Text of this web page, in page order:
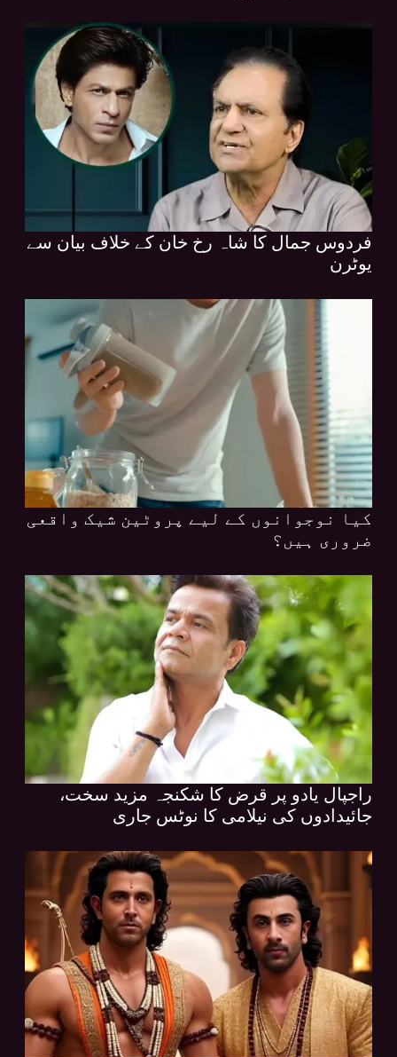
فردوس جمال کا شاہ رخ خان کے خلاف بیان سے
یوٹرن
کیا نوجوانوں کے لیے پروٹین شیک واقعی
ضروری ہیں؟
راجپال یادو پر قرض کا شکنجہ مزید سخت،
جائیدادوں کی نیلامی کا نوٹس جاری